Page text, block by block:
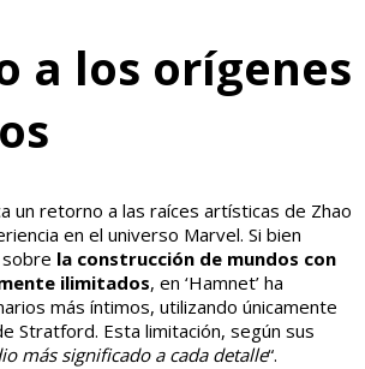
a los orígenes
un retorno a las raíces artísticas de Zhao
en el universo Marvel. Si bien
sobre la construcción de mundos con
ilimitados, en ‘Hamnet’ ha
más íntimos, utilizando únicamente
Stratford. Esta limitación, según sus
más significado a cada detalle“.